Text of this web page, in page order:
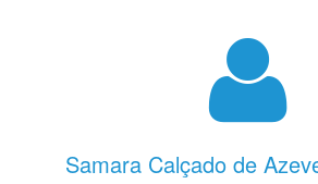
Samara Calçado de